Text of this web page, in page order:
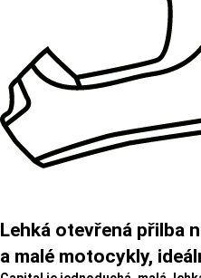
Lehká otevřená přilba
a malé motocykly,